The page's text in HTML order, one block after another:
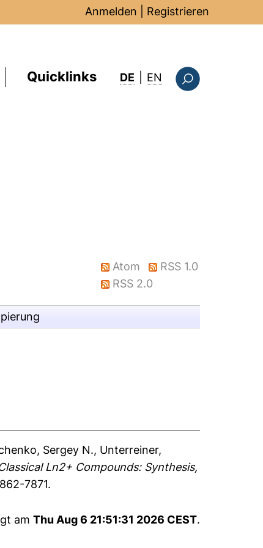
Anmelden Registrieren
Quicklinks DE EN : this page in
Atom
RSS 1.0
RSS 2.0
Sergey N., Unterreiner,
Ln2+ Compounds: Synthesis,
7871.
am Thu Aug 6 21:51:31 2026 CEST.